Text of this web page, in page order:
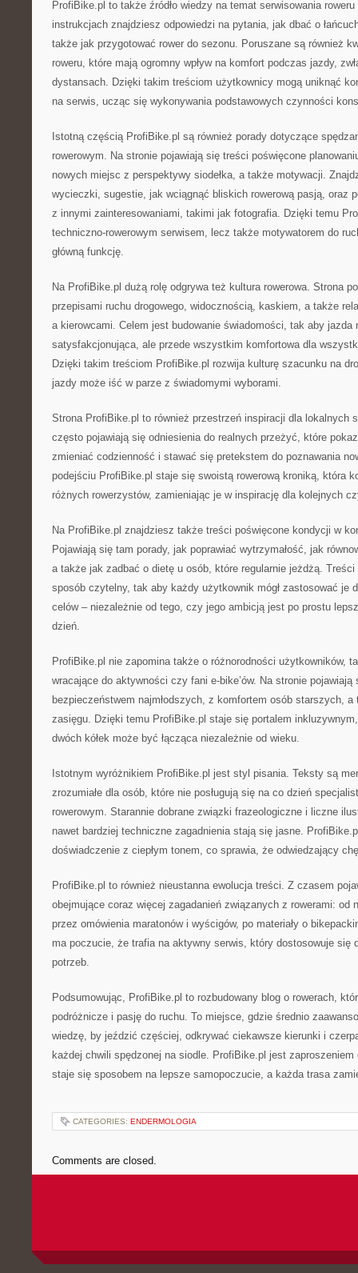
ProfiBike.pl to także źródło wiedzy na temat serwisowania
instrukcjach znajdziesz odpowiedzi na pytania, jak dbać o
także jak przygotować rower do sezonu. Poruszane są również
roweru, które mają ogromny wpływ na komfort podczas jazdy,
dystansach. Dzięki takim treściom użytkownicy mogą uniknąć
na serwis, ucząc się wykonywania podstawowych czynności
Istotną częścią ProfiBike.pl są również porady dotyczące
rowerowym. Na stronie pojawiają się treści poświęcone
nowych miejsc z perspektywy siodełka, a także motywacji.
wycieczki, sugestie, jak wciągnąć bliskich rowerową pasją, oraz
z innymi zainteresowaniami, takimi jak fotografia. Dzięki temu
techniczno-rowerowym serwisem, lecz także motywatorem do
główną funkcję.
Na ProfiBike.pl dużą rolę odgrywa też kultura rowerowa. Strona
przepisami ruchu drogowego, widocznością, kaskiem, a także
a kierowcami. Celem jest budowanie świadomości, tak aby jazda
satysfakcjonująca, ale przede wszystkim komfortowa dla
Dzięki takim treściom ProfiBike.pl rozwija kulturę szacunku na
jazdy może iść w parze z świadomymi wyborami.
Strona ProfiBike.pl to również przestrzeń inspiracji dla lokalnych
często pojawiają się odniesienia do realnych przeżyć, które
zmieniać codzienność i stawać się pretekstem do poznawania
podejściu ProfiBike.pl staje się swoistą rowerową kroniką, która
różnych rowerzystów, zamieniając je w inspirację dla kolejnych
Na ProfiBike.pl znajdziesz także treści poświęcone kondycji w
Pojawiają się tam porady, jak poprawiać wytrzymałość, jak
a także jak zadbać o dietę u osób, które regularnie jeżdżą.
sposób czytelny, tak aby każdy użytkownik mógł zastosować je
celów – niezależnie od tego, czy jego ambicją jest po prostu
dzień.
ProfiBike.pl nie zapomina także o różnorodności użytkowników,
wracające do aktywności czy fani e-bike’ów. Na stronie
bezpieczeństwem najmłodszych, z komfortem osób starszych, a
zasięgu. Dzięki temu ProfiBike.pl staje się portalem
dwóch kółek może być łącząca niezależnie od wieku.
Istotnym wyróżnikiem ProfiBike.pl jest styl pisania. Teksty są
zrozumiałe dla osób, które nie posługują się na co dzień
rowerowym. Starannie dobrane związki frazeologiczne i liczne
nawet bardziej techniczne zagadnienia stają się jasne.
doświadczenie z ciepłym tonem, co sprawia, że odwiedzający
ProfiBike.pl to również nieustanna ewolucja treści. Z czasem
obejmujące coraz więcej zagadanień związanych z rowerami: od
przez omówienia maratonów i wyścigów, po materiały o
ma poczucie, że trafia na aktywny serwis, który dostosowuje się
potrzeb.
Podsumowując, ProfiBike.pl to rozbudowany blog o rowerach,
podróżnicze i pasję do ruchu. To miejsce, gdzie średnio
wiedzę, by jeździć częściej, odkrywać ciekawsze kierunki i
każdej chwili spędzonej na siodle. ProfiBike.pl jest
staje się sposobem na lepsze samopoczucie, a każda trasa
CATEGORIES: ENDERMOLOGIA
Comments are closed.